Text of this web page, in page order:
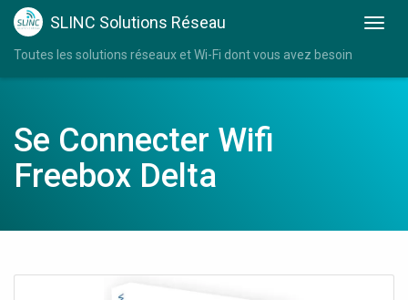
SLINC Solutions Réseau
Toutes les solutions réseaux et Wi-Fi dont vous avez besoin
Se Connecter Wifi
Freebox Delta